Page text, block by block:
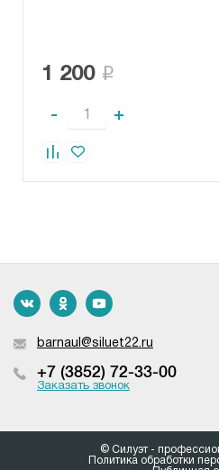
1 200
- +
barnaul@siluet22.ru
+7 (3852) 72-33-00
Заказать звонок
© Силуэт -
Политика обработки